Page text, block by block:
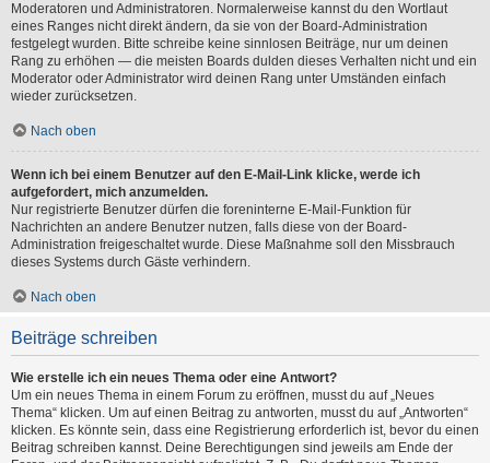
Moderatoren und Administratoren. Normalerweise kannst du den Wortlaut
eines Ranges nicht direkt ändern, da sie von der Board-Administration
festgelegt wurden. Bitte schreibe keine sinnlosen Beiträge, nur um deinen
Rang zu erhöhen — die meisten Boards dulden dieses Verhalten nicht und ein
Moderator oder Administrator wird deinen Rang unter Umständen einfach
wieder zurücksetzen.
Nach oben
Wenn ich bei einem Benutzer auf den E-Mail-Link klicke, werde ich
aufgefordert, mich anzumelden.
Nur registrierte Benutzer dürfen die foreninterne E-Mail-Funktion für
Nachrichten an andere Benutzer nutzen, falls diese von der Board-
Administration freigeschaltet wurde. Diese Maßnahme soll den Missbrauch
dieses Systems durch Gäste verhindern.
Nach oben
Beiträge schreiben
Wie erstelle ich ein neues Thema oder eine Antwort?
Um ein neues Thema in einem Forum zu eröffnen, musst du auf „Neues
Thema“ klicken. Um auf einen Beitrag zu antworten, musst du auf „Antworten“
klicken. Es könnte sein, dass eine Registrierung erforderlich ist, bevor du einen
Beitrag schreiben kannst. Deine Berechtigungen sind jeweils am Ende der